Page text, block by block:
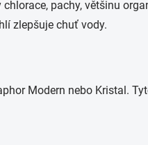
pachy, většinu
zlepšuje chuť vody.
Modern nebo Kristal.